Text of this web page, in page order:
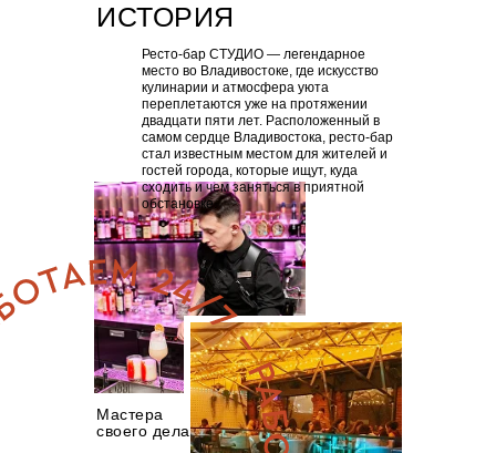
Ресто-бар СТУДИО — легендарное
место во Владивостоке, где искусство
кулинарии и атмосфера уюта
переплетаются уже на протяжении
двадцати пяти лет. Расположенный в
самом сердце Владивостока, ресто-бар
стал известным местом для жителей и
гостей города, которые ищут, куда
сходить и чем заняться в приятной
обстановке.
ИСТОРИЯ
Мастера
своего дела